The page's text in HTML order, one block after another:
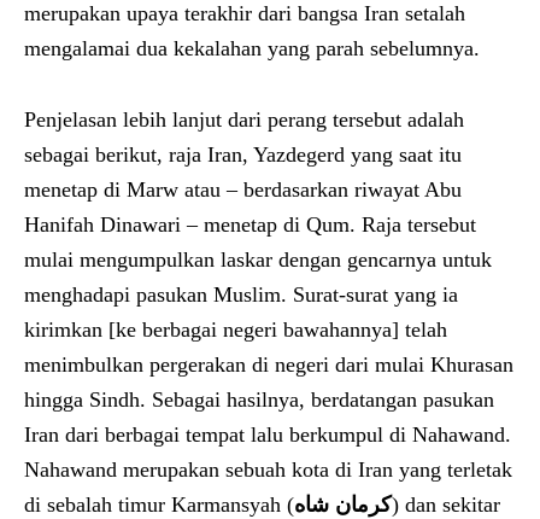
merupakan upaya terakhir dari bangsa Iran setalah
mengalamai dua kekalahan yang parah sebelumnya.
Penjelasan lebih lanjut dari perang tersebut adalah
sebagai berikut, raja Iran, Yazdegerd yang saat itu
menetap di Marw atau – berdasarkan riwayat Abu
Hanifah Dinawari – menetap di Qum. Raja tersebut
mulai mengumpulkan laskar dengan gencarnya untuk
menghadapi pasukan Muslim. Surat-surat yang ia
kirimkan [ke berbagai negeri bawahannya] telah
menimbulkan pergerakan di negeri dari mulai Khurasan
hingga Sindh. Sebagai hasilnya, berdatangan pasukan
Iran dari berbagai tempat lalu berkumpul di Nahawand.
Nahawand merupakan sebuah kota di Iran yang terletak
di sebalah timur Karmansyah (كرمان شاه) dan sekitar